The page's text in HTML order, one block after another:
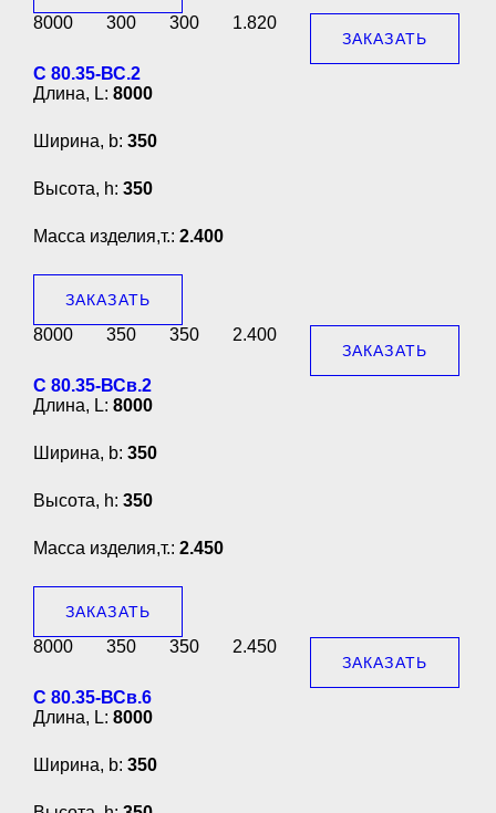
8000 300 300 1.820
ЗАКАЗАТЬ
С 80.35-ВС.2
Длина, L: 8000
Ширина, b: 350
Высота, h: 350
Масса изделия,т.: 2.400
ЗАКАЗАТЬ
8000 350 350 2.400
ЗАКАЗАТЬ
С 80.35-ВСв.2
Длина, L: 8000
Ширина, b: 350
Высота, h: 350
Масса изделия,т.: 2.450
ЗАКАЗАТЬ
8000 350 350 2.450
ЗАКАЗАТЬ
С 80.35-ВСв.6
Длина, L: 8000
Ширина, b: 350